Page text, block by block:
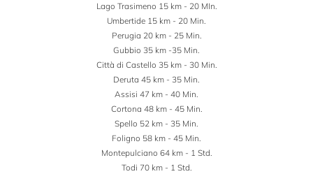
Lago Trasimeno 15 km - 20 MIn.
Umbertide 15 km - 20 Min.
Perugia 20 km - 25 Min.
Gubbio 35 km -35 Min.
Città di Castello 35 km - 30 Min.
Deruta 45 km - 35 Min.
Assisi 47 km - 40 Min.
Cortona 48 km - 45 Min.
Spello 52 km - 35 Min.
Foligno 58 km - 45 Min.
Montepulciano 64 km - 1 Std.
Todi 70 km - 1 Std.